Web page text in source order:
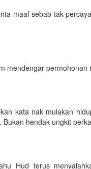
maaf sebab tak
mendengar
kata nak mulakan
Bukan hendak ungkit
Hud terus